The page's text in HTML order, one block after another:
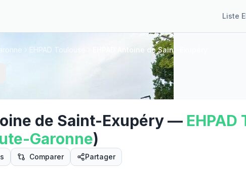
Liste
EHPAD Toulouse EHPAD Antoine de Saint-Exupéry
de Saint-Exupéry— EHPAD
Garonne)
Comparer Partager